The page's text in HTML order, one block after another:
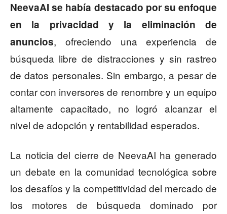
NeevaAI se había destacado por su enfoque
en la privacidad y la eliminación de
anuncios, ofreciendo una experiencia de
búsqueda libre de distracciones y sin rastreo
de datos personales. Sin embargo, a pesar de
contar con inversores de renombre y un equipo
altamente capacitado, no logró alcanzar el
nivel de adopción y rentabilidad esperados.
La noticia del cierre de NeevaAI ha generado
un debate en la comunidad tecnológica sobre
los desafíos y la competitividad del mercado de
los motores de búsqueda dominado por